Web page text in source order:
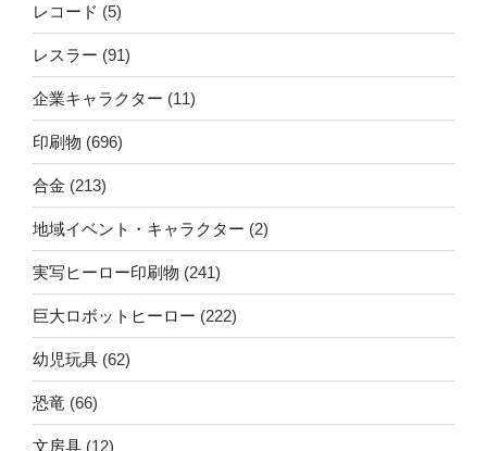
レコード (5)
レスラー (91)
企業キャラクター (11)
印刷物 (696)
合金 (213)
地域イベント・キャラクター (2)
実写ヒーロー印刷物 (241)
巨大ロボットヒーロー (222)
幼児玩具 (62)
恐竜 (66)
文房具 (12)